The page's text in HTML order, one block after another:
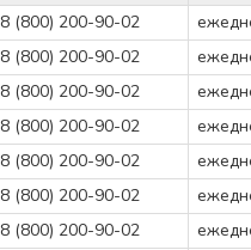
8 (800) 200-90-02
8 (800) 200-90-02
8 (800) 200-90-02
8 (800) 200-90-02
8 (800) 200-90-02
8 (800) 200-90-02
8 (800) 200-90-02